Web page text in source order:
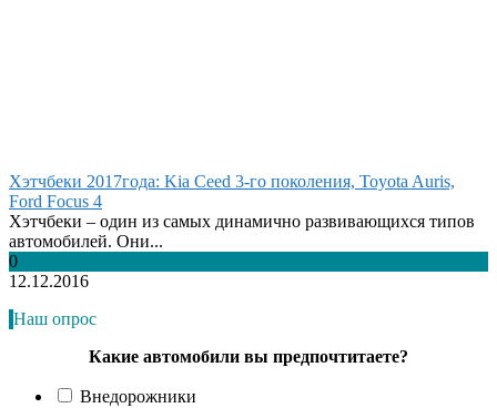
Хэтчбеки 2017года: Kia Ceed 3-го поколения, Toyota Auris,
Ford Focus 4
Хэтчбеки – один из самых динамично развивающихся типов
автомобилей. Они...
0
12.12.2016
Наш опрос
Какие автомобили вы предпочтитаете?
Внедорожники